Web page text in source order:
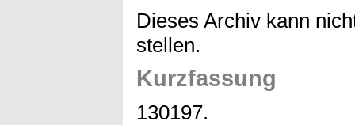
Dieses Archiv kann
stellen.
Kurzfassung
130197.